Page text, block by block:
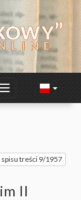
spisu treści 9/1957
II